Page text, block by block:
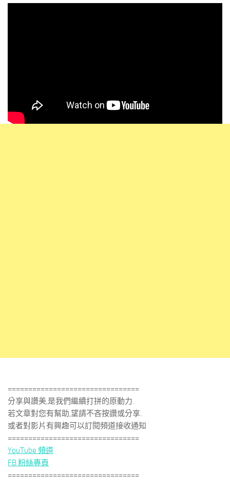
================================
分享與讚美,是我們繼續打拼的原動力.
若文章對您有幫助,望請不吝按讚或分享.
或者對影片有興趣可以訂閱頻道接收通知
================================
YouTube 頻道
FB 粉絲專頁
================================